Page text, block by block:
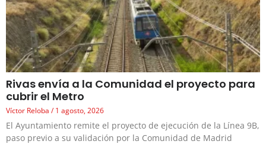
Rivas envía a la Comunidad el proyecto para
cubrir el Metro
Víctor Reloba 1 agosto, 2026
El Ayuntamiento remite el proyecto de ejecución de la Línea 9B,
paso previo a su validación por la Comunidad de Madrid